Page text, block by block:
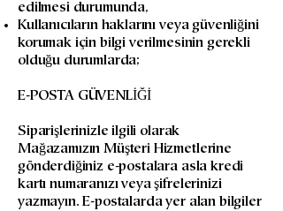
edilmesi durumunda,
Kullanıcıların haklarını veya güvenliğini
korumak için bilgi verilmesinin gerekli
olduğu durumlarda;
E-POSTA GÜVENLİĞİ
Siparişlerinizle ilgili olarak
Mağazamızın Müşteri Hizmetlerine
gönderdiğiniz e-postalara asla kredi
kartı numaranızı veya şifrelerinizi
yazmayın. E-postalarda yer alan bilgiler